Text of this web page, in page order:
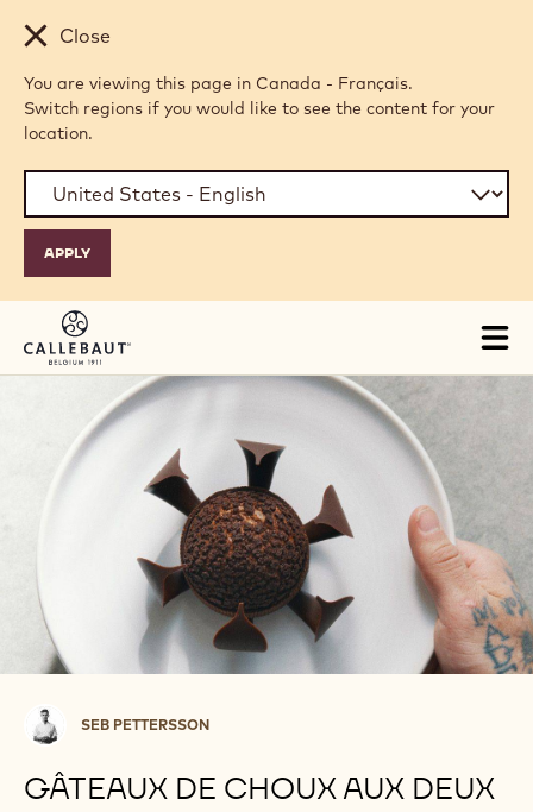
Skip to main content
Close
You are viewing this page in Canada - Français.
Switch regions if you would like to see the content for your
location.
Seb
Pettersson
SEB PETTERSSON
GÂTEAUX DE CHOUX AUX DEUX